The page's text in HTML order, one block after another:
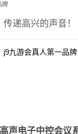
牌
传递高兴的声音！
j9九游会真人第一品牌
声电子中控会议